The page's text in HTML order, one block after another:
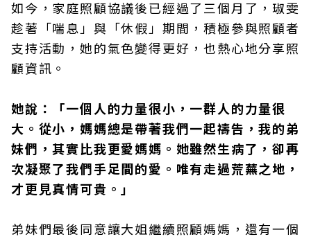
如今，家庭照顧協議後已經過了三個月了，琡雯
趁著「喘息」與「休假」期間，積極參與照顧者
支持活動，她的氣色變得更好，也熱心地分享照
顧資訊。
她說：「一個人的力量很小，一群人的力量很
大。從小，媽媽總是帶著我們一起禱告，我的弟
妹們，其實比我更愛媽媽。她雖然生病了，卻再
次凝聚了我們手足間的愛。唯有走過荒蕪之地，
才更見真情可貴。」
弟妹們最後同意讓大姐繼續照顧媽媽，還有一個